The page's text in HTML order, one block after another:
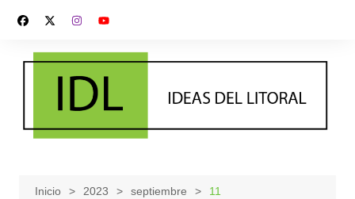
contenido
Inicio 2023 septiembre 11